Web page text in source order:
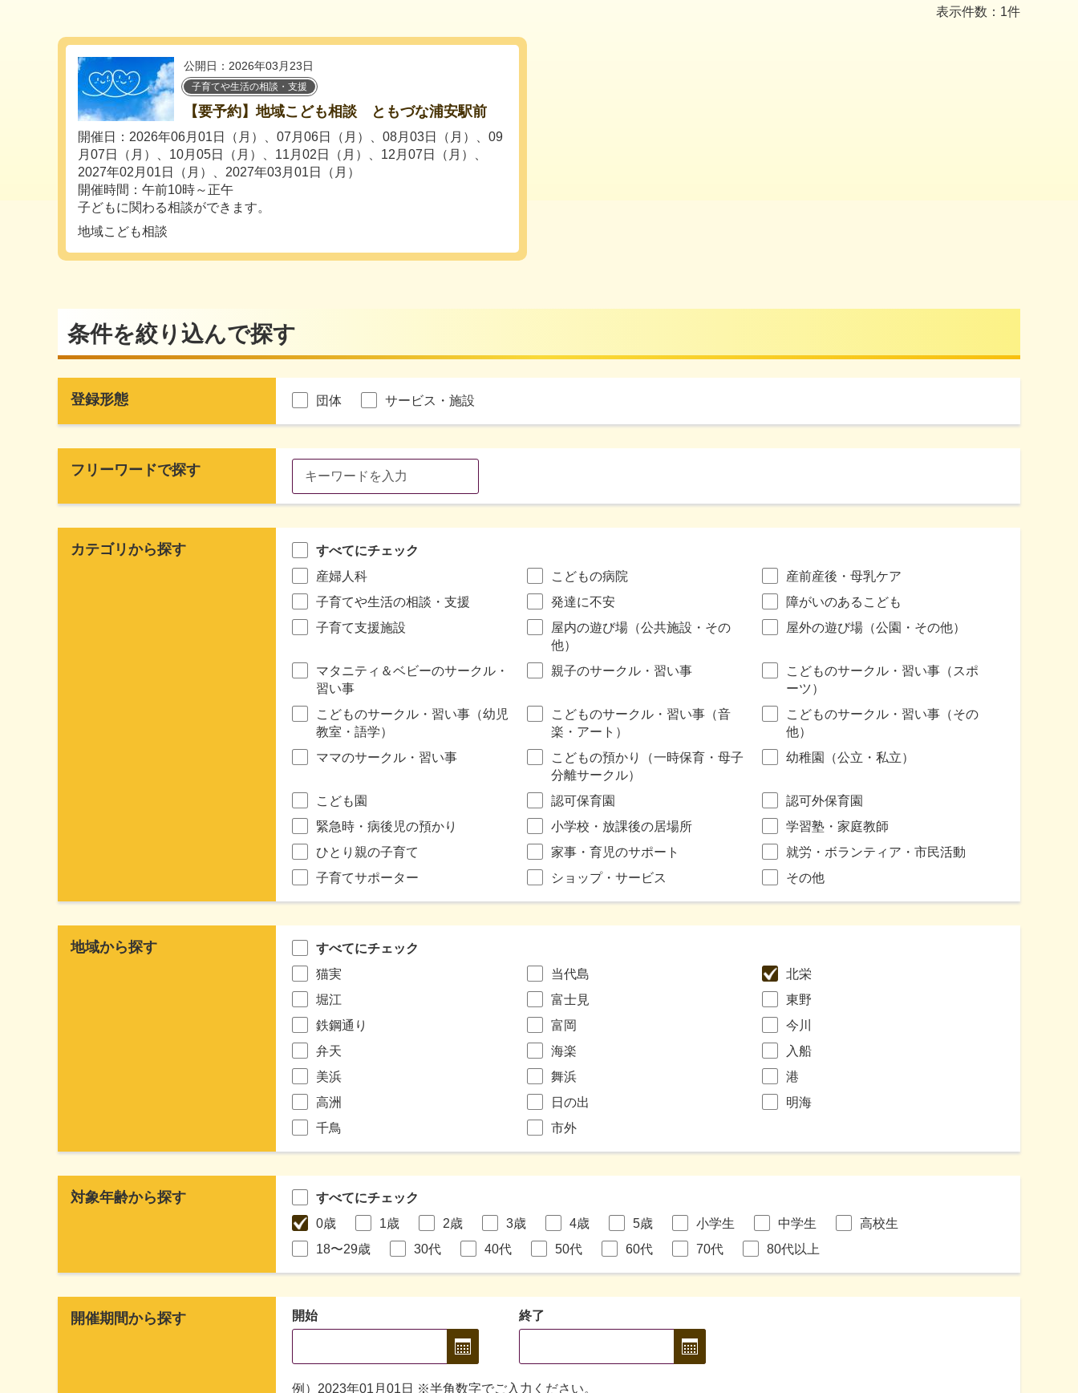
表示件数：1件
公開日：2026年03月23日
子育てや生活の相談・支援
【要予約】地域こども相談 ともづな浦安駅前
開催日：2026年06月01日（月）、07月06日（月）、08月03日（月）、09
月07日（月）、10月05日（月）、11月02日（月）、12月07日（月）、
2027年02月01日（月）、2027年03月01日（月）
開催時間：午前10時～正午
子どもに関わる相談ができます。
地域こども相談
条件を絞り込んで探す
登録形態 団体 サービス・施設
フリーワードで探す
カテゴリから探す
すべてにチェック
産婦人科
こどもの病院
産前産後・母乳ケア
子育てや生活の相談・支援
発達に不安
障がいのあるこども
子育て支援施設
屋内の遊び場（公共施設・その
他）
屋外の遊び場（公園・その他）
マタニティ＆ベビーのサークル・
習い事
親子のサークル・習い事
こどものサークル・習い事（スポ
ーツ）
こどものサークル・習い事（幼児
教室・語学）
こどものサークル・習い事（音
楽・アート）
こどものサークル・習い事（その
他）
ママのサークル・習い事
こどもの預かり（一時保育・母子
分離サークル）
幼稚園（公立・私立）
こども園 認可保育園
認可外保育園
緊急時・病後児の預かり
小学校・放課後の居場所
学習塾・家庭教師
ひとり親の子育て
家事・育児のサポート
就労・ボランティア・市民活動
子育てサポーター
ショップ・サービス その他
地域から探す
すべてにチェック
猫実
当代島
北栄
堀江
富士見
東野
鉄鋼通り
富岡
今川
弁天
海楽
入船
美浜
舞浜
港
高洲
日の出
明海
千鳥
市外
対象年齢から探す
すべてにチェック
0歳
1歳 2歳 3歳 4歳 5歳 小学生 中学生
高校生
18〜29歳
30代 40代 50代 60代 70代 80代以上
開催期間から探す 開始 終了
例）2023年01月01日 ※半角数字でご入力ください。